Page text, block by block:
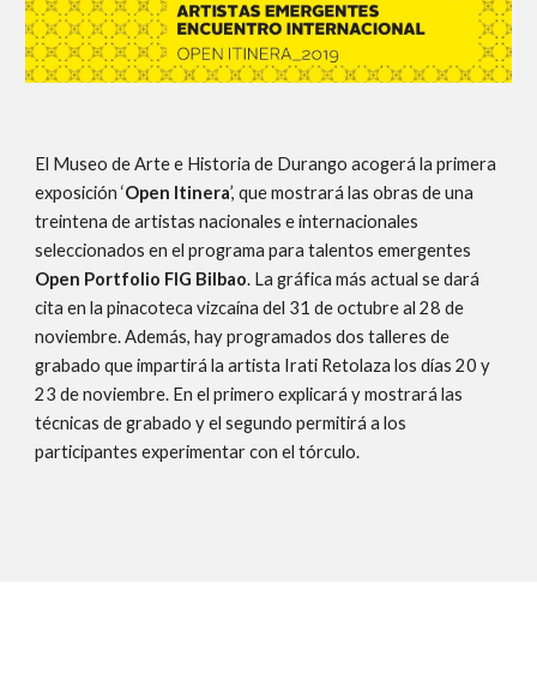
El Museo de Arte e Historia de Durango acogerá la primera
exposición ‘Open Itinera’, que mostrará las obras de una
treintena de artistas nacionales e internacionales
seleccionados en el programa para talentos emergentes
Open Portfolio FIG Bilbao. La gráfica más actual se dará
cita en la pinacoteca vizcaína del 31 de octubre al 28 de
noviembre. Además, hay programados dos talleres de
grabado que impartirá la artista Irati Retolaza los días 20 y
23 de noviembre. En el primero explicará y mostrará las
técnicas de grabado y el segundo permitirá a los
participantes experimentar con el tórculo.